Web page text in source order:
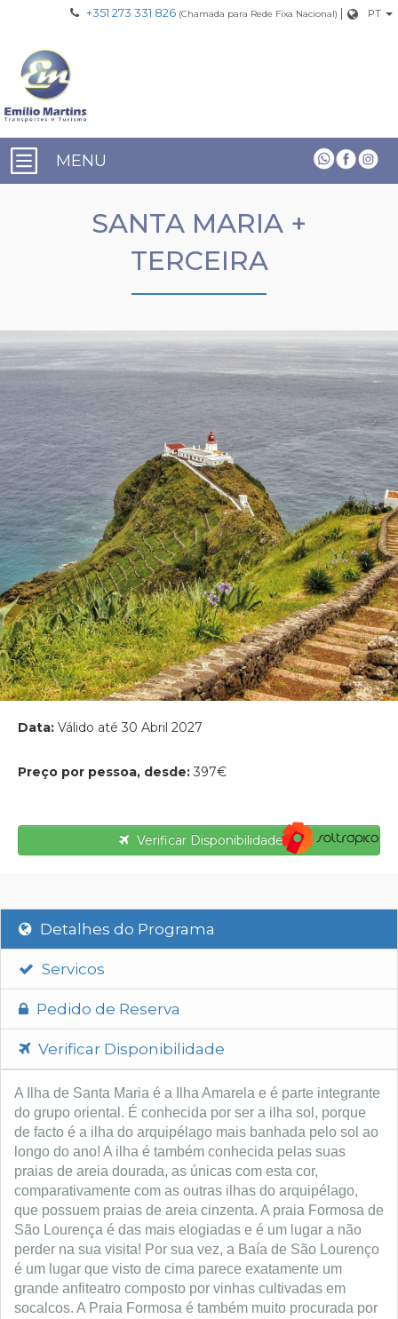
+351 273 331 826 (Chamada para Rede Fixa Nacional) | PT
MENU
SANTA MARIA +
TERCEIRA
Data: Válido até 30 Abril 2027
Preço por pessoa, desde: 397€
Verificar Disponibilidade
Detalhes do Programa
Servicos
Pedido de Reserva
Verificar Disponibilidade
A Ilha de Santa Maria é a Ilha Amarela e é parte integrante
do grupo oriental. É conhecida por ser a ilha sol, porque
de facto é a ilha do arquipélago mais banhada pelo sol ao
longo do ano! A ilha é também conhecida pelas suas
praias de areia dourada, as únicas com esta cor,
comparativamente com as outras ilhas do arquipélago,
que possuem praias de areia cinzenta. A praia Formosa de
São Lourença é das mais elogiadas e é um lugar a não
perder na sua visita! Por sua vez, a Baía de São Lourenço
é um lugar que visto de cima parece exatamente um
grande anfiteatro composto por vinhas cultivadas em
socalcos. A Praia Formosa é também muito procurada por